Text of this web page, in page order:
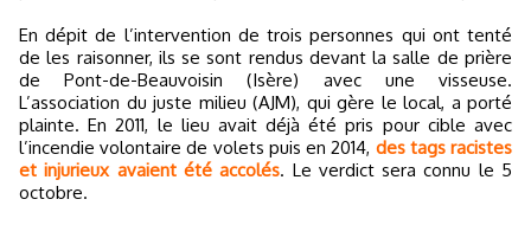
En dépit de l’intervention de trois personnes qui ont tenté
de les raisonner, ils se sont rendus devant la salle de prière
de Pont-de-Beauvoisin (Isère) avec une visseuse.
L’association du juste milieu (AJM), qui gère le local, a porté
plainte. En 2011, le lieu avait déjà été pris pour cible avec
l’incendie volontaire de volets puis en 2014, des tags racistes
et injurieux avaient été accolés. Le verdict sera connu le 5
octobre.